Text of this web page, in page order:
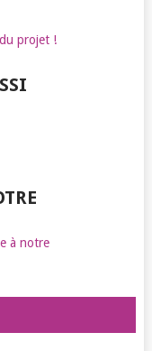
projet !
à notre